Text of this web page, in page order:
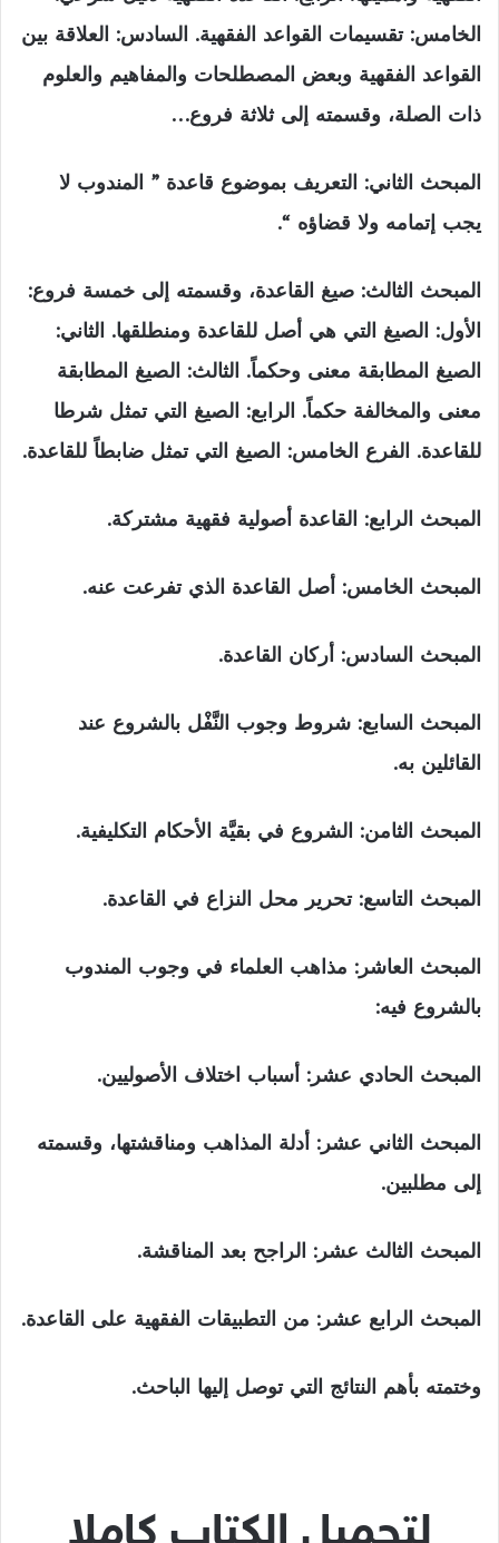
الخامس: تقسيمات القواعد الفقهية. السادس: العلاقة بين
القواعد الفقهية وبعض المصطلحات والمفاهيم والعلوم
ذات الصلة، وقسمته إلى ثلاثة فروع…
المبحث الثاني: التعريف بموضوع قاعدة ” المندوب لا
يجب إتمامه ولا قضاؤه “.
المبحث الثالث: صيغ القاعدة، وقسمته إلى خمسة فروع:
الأول: الصيغ التي هي أصل للقاعدة ومنطلقها. الثاني:
الصيغ المطابقة معنى وحكماً. الثالث: الصيغ المطابقة
معنى والمخالفة حكماً. الرابع: الصيغ التي تمثل شرطا
للقاعدة. الفرع الخامس: الصيغ التي تمثل ضابطاً للقاعدة.
المبحث الرابع: القاعدة أصولية فقهية مشتركة.
المبحث الخامس: أصل القاعدة الذي تفرعت عنه.
المبحث السادس: أركان القاعدة.
المبحث السابع: شروط وجوب النَّفْل بالشروع عند
القائلين به.
المبحث الثامن: الشروع في بقيَّة الأحكام التكليفية.
المبحث التاسع: تحرير محل النزاع في القاعدة.
المبحث العاشر: مذاهب العلماء في وجوب المندوب
بالشروع فيه:
المبحث الحادي عشر: أسباب اختلاف الأصوليين.
المبحث الثاني عشر: أدلة المذاهب ومناقشتها، وقسمته
إلى مطلبين.
المبحث الثالث عشر: الراجح بعد المناقشة.
المبحث الرابع عشر: من التطبيقات الفقهية على القاعدة.
وختمته بأهم النتائج التي توصل إليها الباحث.